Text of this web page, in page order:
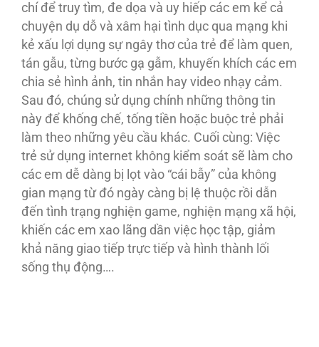
chí để truy tìm, đe dọa và uy hiếp các em kể cả
chuyện dụ dỗ và xâm hại tình dục qua mạng khi
kẻ xấu lợi dụng sự ngây thơ của trẻ để làm quen,
tán gẫu, từng bước gạ gẫm, khuyến khích các em
chia sẻ hình ảnh, tin nhắn hay video nhạy cảm.
Sau đó, chúng sử dụng chính những thông tin
này để khống chế, tống tiền hoặc buộc trẻ phải
làm theo những yêu cầu khác. Cuối cùng: Việc
trẻ sử dụng internet không kiểm soát sẽ làm cho
các em dễ dàng bị lọt vào “cái bẫy” của không
gian mạng từ đó ngày càng bị lệ thuộc rồi dẫn
đến tình trạng nghiện game, nghiện mạng xã hội,
khiến các em xao lãng dần việc học tập, giảm
khả năng giao tiếp trực tiếp và hình thành lối
sống thụ động….